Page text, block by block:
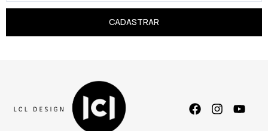
CADASTRAR